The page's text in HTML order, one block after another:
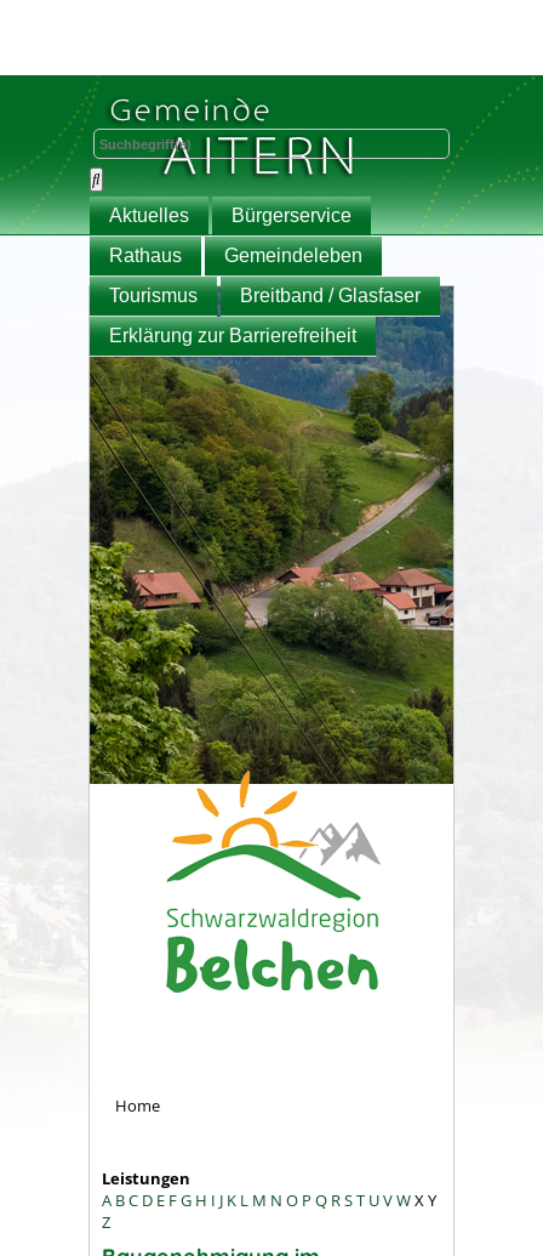
Aktuelles
Bürgerservice
Rathaus
Gemeindeleben
Tourismus
Breitband / Glasfaser
Erklärung zur Barrierefreiheit
Home
Leistungen
A BC D E FG H I J K L M N O P Q RST UVWXY
Z